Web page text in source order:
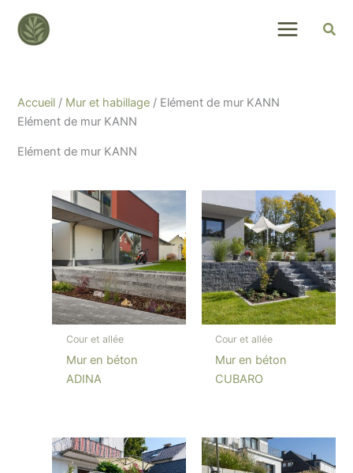
content
Accueil / Mur et habillage / Elément de mur KANN
Elément de mur KANN
Elément de mur KANN
Cour et allée
Mur en béton
ADINA
Cour et allée
Mur en béton
CUBARO